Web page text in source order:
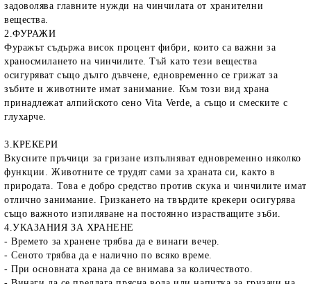
задоволява главните нужди на чинчилата от хранителни
вещества.
2.ФУРАЖИ
Фуражът съдържа висок процент фибри, които са важни за
храносмилането на чинчилите. Тъй като тези вещества
осигуряват също дълго дъвчене, едновременно се грижат за
зъбите и животните имат занимание. Към този вид храна
принадлежат алпийското сено Vita Verde, а също и смеските с
глухарче.
3.КРЕКЕРИ
Вкусните пръчици за гризане изпълняват едновременно няколко
функции. Животните се трудят сами за храната си, както в
природата. Това е добро средство против скука и чинчилите имат
отлично занимание. Гризкането на твърдите крекери осигурява
също важното изпиляване на постоянно израстващите зъби.
4.УКАЗАНИЯ ЗА ХРАНЕНЕ
- Времето за хранене трябва да е винаги вечер.
- Сеното трябва да е налично по всяко време.
- При основната храна да се внимава за количеството.